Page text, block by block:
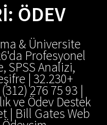
ÖDEV
& Üniversite
Profesyonel
SPSS Analizi,
| 32.230+
(312) 276 75 93 |
ve Ödev Destek
| Bill Gates Web